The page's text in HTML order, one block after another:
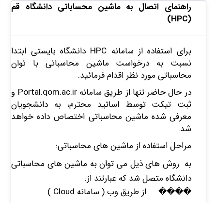
راهنمای اتصال به ماشین محساباتی دانشگاه قم
(HPC)
​​​​​برای استفاده از سامانه HPC دانشگاه بایستی ابتدا
نسبت به درخواست ماشین محاسباتی با توان
محاسباتی مورد نظر اقدام فرمائید.
در حال حاضر تنها از طریق سامانه Portal.qom.ac.ir و
ثبت تیکت توسط اساتید محترم، به دانشجویان
معرفی شده ماشین محاسباتی اختصاص داده خواهد
شد.
مراحل استفاده از ماشین های محاسباتی:
به روش های ذیل می توان به ماشین های محاسباتی
دانشگاه متصل شد که عبارتند از:
���� از طریق وب ( سامانه Cloud
)